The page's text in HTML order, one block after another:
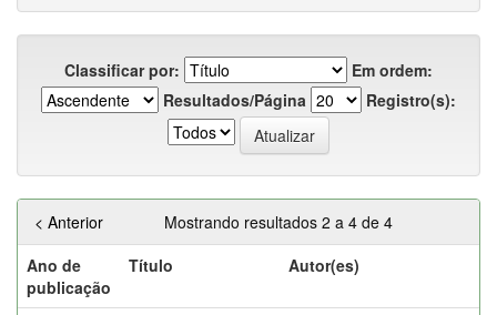
Classificar por:
Em ordem:
Resultados/Página
Registro(s):
Mostrando resultados 2 a 4 de 4
< Anterior
Ano de
publicação
Título Autor(es)